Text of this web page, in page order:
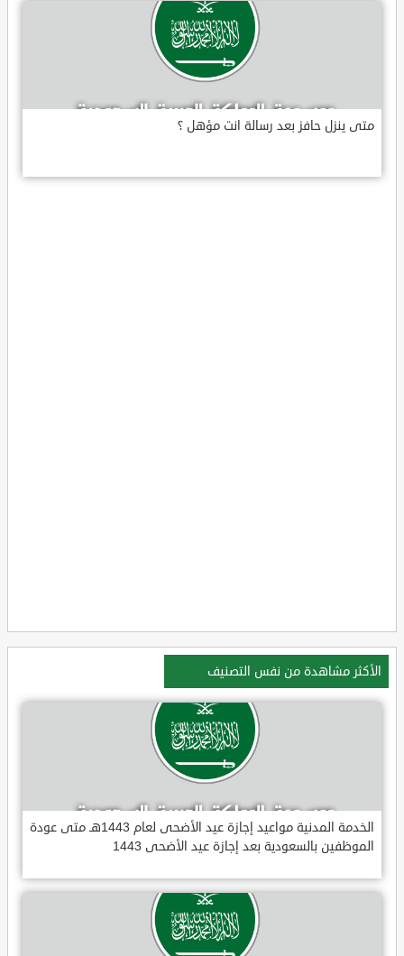
متى ينزل حافز بعد رسالة انت مؤهل ؟
الأكثر مشاهدة من نفس التصنيف
الخدمة المدنية مواعيد إجازة عيد الأضحى لعام 1443هـ متى عودة
الموظفين بالسعودية بعد إجازة عيد الأضحى 1443